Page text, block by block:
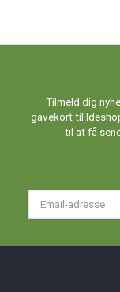
Tilmeld dig
gavekort til
til at få